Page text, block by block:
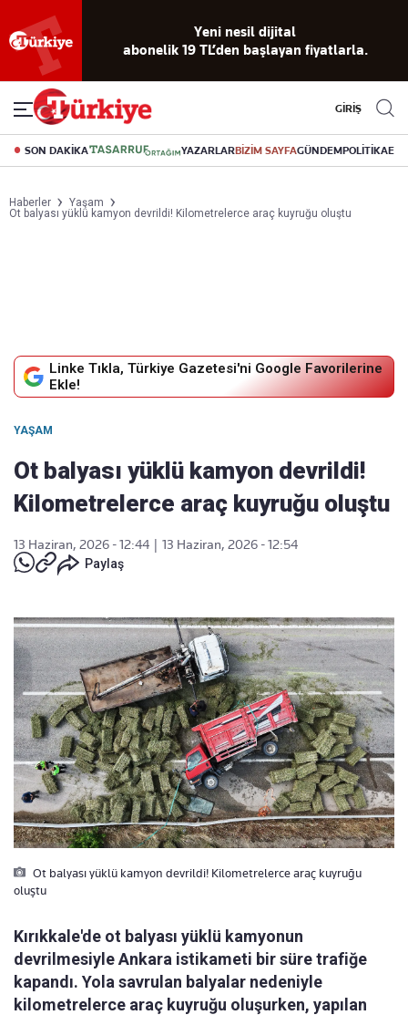
okuma
deneyimi
dijital arşiv
Akıllı haber
asistanı
Eski gazeteleri
indirme
canlı soru
cevap
GİRİŞ
SON DAKİKA YAZARLARBİZİM SAYFAGÜNDEMPOLİTİKA
Haberler
Yaşam
Ot balyası yüklü kamyon devrildi! Kilometrelerce araç kuyruğu oluştu
Linke Tıkla, Türkiye Gazetesi'ni Google Favorilerine
Ekle!
YAŞAM
Ot balyası yüklü kamyon devrildi!
Kilometrelerce araç kuyruğu oluştu
13 Haziran, 2026 - 12:44
13 Haziran, 2026 - 12:54
Paylaş
Ot balyası yüklü kamyon devrildi! Kilometrelerce araç kuyruğu
oluştu
Kırıkkale'de ot balyası yüklü kamyonun
devrilmesiyle Ankara istikameti bir süre trafiğe
kapandı. Yola savrulan balyalar nedeniyle
kilometrelerce araç kuyruğu oluşurken, yapılan